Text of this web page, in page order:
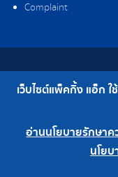
Complaint
Copyright © 2019
เว็บไซต์แพ็คกิ้ง แอ็ก
อ่านนโยบายรักษา
นโย